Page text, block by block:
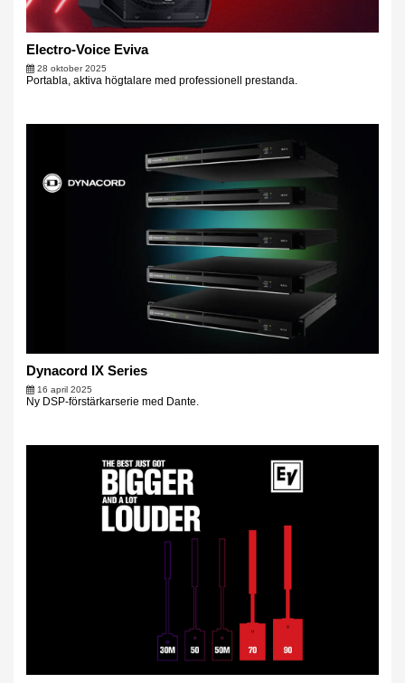
Electro-Voice Eviva
28 oktober 2025
Portabla, aktiva högtalare med professionell prestanda.
Dynacord IX Series
16 april 2025
Ny DSP-förstärkarserie med Dante.